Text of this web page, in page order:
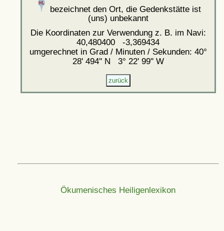
bezeichnet den Ort, die Gedenkstätte ist
(uns) unbekannt
Die Koordinaten zur Verwendung z. B. im Navi:
40,480400 -3,369434
umgerechnet in Grad / Minuten / Sekunden: 40°
28' 494'' N 3° 22' 99'' W
Ökumenisches Heiligenlexikon